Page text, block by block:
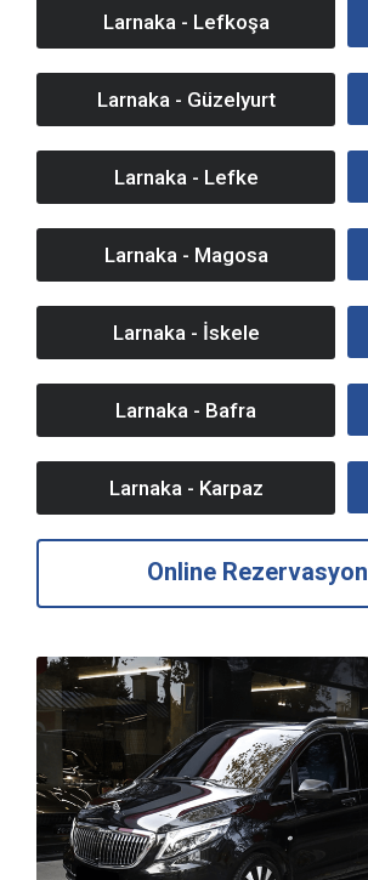
Larnaka - Lefkoşa
Larnaka - Güzelyurt
Larnaka - Lefke
Larnaka - Magosa
Larnaka - İskele
Larnaka - Bafra
Larnaka - Karpaz
Online Rezervasyon